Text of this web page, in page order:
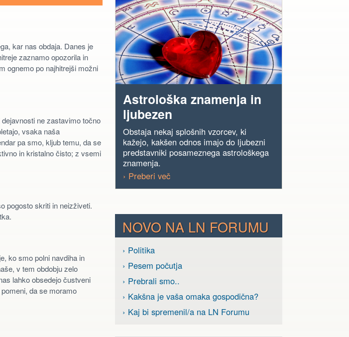
kar nas obdaja. Danes je
zaznamo opozorila in
ognemo po najhitrejši možni
ne zastavimo točno
vsaka naša
pa smo, kljub temu, da se
in kristalno čisto; z vsemi
pogosto skriti in neizživeti.
ko smo polni navdiha in
v tem obdobju zelo
lahko obsedejo čustveni
da se moramo
Astrološka znamenja in
ljubezen
Obstaja nekaj splošnih vzorcev, ki
kažejo, kakšen odnos imajo do ljubezni
predstavniki posameznega astrološkega
znamenja.
› Preberi več
NOVO NA LN FORUMU
› Politika
› Pesem počutja
› Prebrali smo..
› Kakšna je vaša omaka gospodična?
› Kaj bi spremenil/a na LN Forumu